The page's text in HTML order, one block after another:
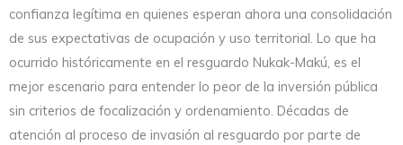
confianza legítima en quienes esperan ahora una consolidación
de sus expectativas de ocupación y uso territorial. Lo que ha
ocurrido históricamente en el resguardo Nukak-Makú, es el
mejor escenario para entender lo peor de la inversión pública
sin criterios de focalización y ordenamiento. Décadas de
atención al proceso de invasión al resguardo por parte de